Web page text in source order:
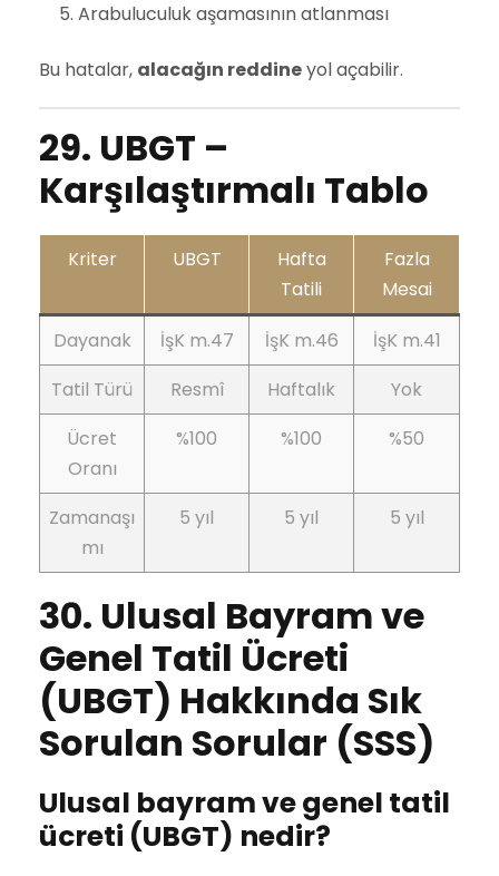
Arabuluculuk aşamasının atlanması
Bu hatalar, alacağın reddineyol açabilir.
29. UBGT –
Karşılaştırmalı Tablo
Kriter UBGT
Hafta
Tatili
Fazla
Mesai
Dayanak
İşK m.47 İşK m.46
İşK m.41
Tatil Türü
Resmî Haftalık
Yok
Ücret
Oranı
%100 %100 %50
Zamanaşı
mı
5 yıl 5 yıl 5 yıl
30. Ulusal Bayram ve
Genel Tatil Ücreti
(UBGT) Hakkında Sık
Sorulan Sorular (SSS)
Ulusal bayram ve genel tatil
ücreti (UBGT) nedir?